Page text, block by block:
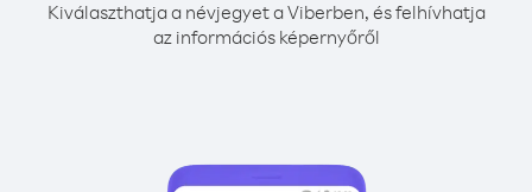
Kiválaszthatja a névjegyet a Viberben, és felhívhatja
az információs képernyőről